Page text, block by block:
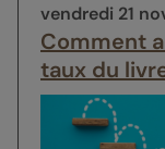
vendredi 21
Comment
taux du